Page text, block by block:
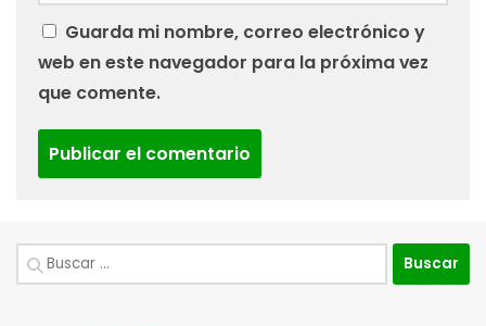
Guarda mi nombre, correo electrónico y
web en este navegador para la próxima vez
que comente.
Buscar: